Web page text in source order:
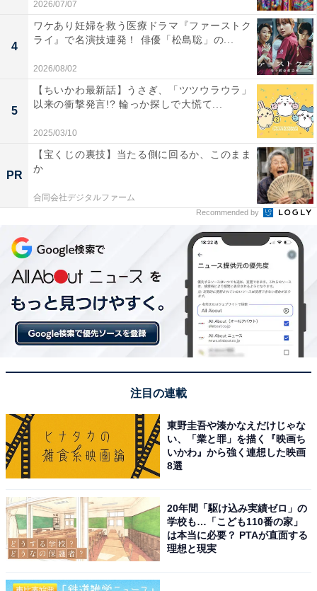
王騎（おうき）は原作からして巨大な体躯（たいく）と
冷静沈着な性格を併せ持ち、「ンフ」という独特の笑い
方もする、まさに“漫画的”とさえいえる特異なキャラク
ターです。下手に演じてしまうと悪い意味でギャグにも
なってしまいそうなところを、大沢たかおその人らしさ
も生かした穏やかだけど威圧感もある話し方、3作目
『キングダム 運命の炎』からは90キロ超にまでパンプア
ップした体で説得力を持たせた、俳優としての挑戦と努
力は、どれだけ称賛しても褒めたりません。
しかも、今回は因縁の相手である、吉川晃司演じるほう
す。劇場パンフレットでは、大沢たかおは「ぶつかり合
って、体がボロボロになって、最終的に歩けなくなるほ
ど」と撮影の壮絶さを語っているほか、吉川晃司も（大
沢たかおに負けないよう）体重を増やして「山にこもっ
て大きな武器を自由自在に操れるようにずっと練習し
た」ことも語られており、この2人の最大限の努力があ
ってこそ、圧巻のアクションが撮られたことがうかがえ
ます。
2026/07/07
4
ワケあり妊婦を救う医療ドラマ『ファーストク
ライ』で名演技連発！ 俳優「松島聡」の...
2026/08/02
5
【ちいかわ最新話】うさぎ、「ツツウラウラ」
以来の衝撃発言!? 輪っか探しで大慌て...
2025/03/10
PR
【宝くじの裏技】当たる側に回るか、このまま
か
合同会社デジタルファーム
Recommended by
注目の連載
東野圭吾や湊かなえだけじゃな
い、「業と罪」を描く『映画ち
いかわ』から強く連想した映画
8選
20年間「駆け込み実績ゼロ」の
学校も…「こども110番の家」
は本当に必要？ PTAが直面する
理想と現実